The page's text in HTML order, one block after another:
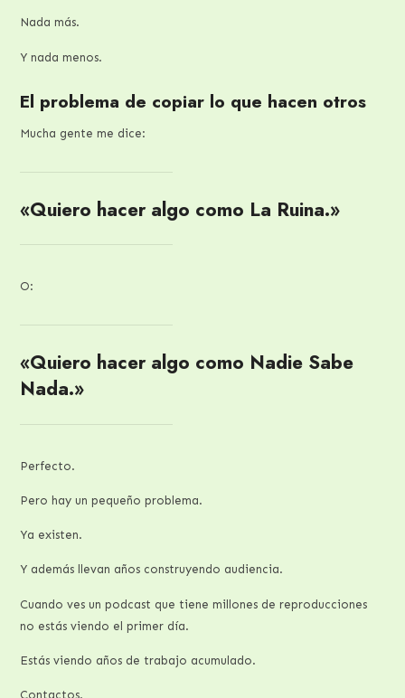
Nada más.
Y nada menos.
El problema de copiar lo que hacen otros
Mucha gente me dice:
«Quiero hacer algo como La Ruina.»
O:
«Quiero hacer algo como Nadie Sabe
Nada.»
Perfecto.
Pero hay un pequeño problema.
Ya existen.
Y además llevan años construyendo audiencia.
Cuando ves un podcast que tiene millones de reproducciones
no estás viendo el primer día.
Estás viendo años de trabajo acumulado.
Contactos.